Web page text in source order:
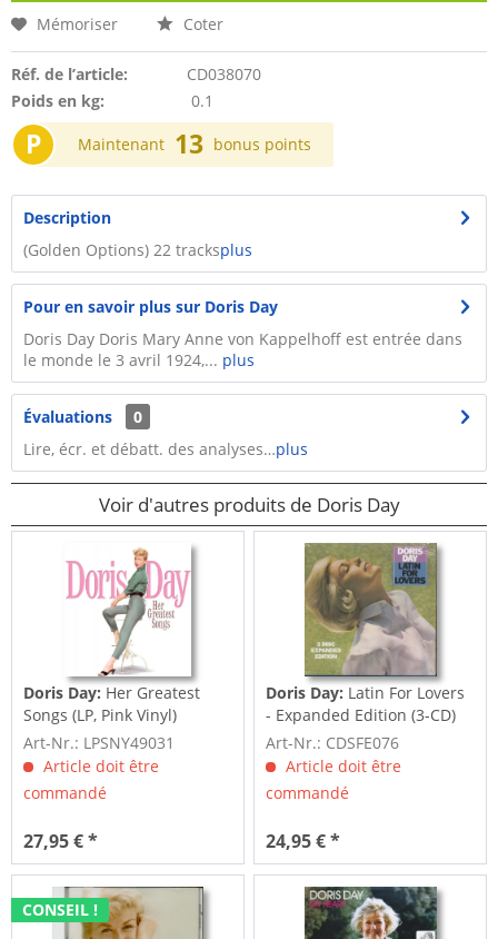
Mémoriser Coter
Réf. de l’article:
CD038070
Poids en kg:
0.1
P Maintenant 13 bonus points
Description
(Golden Options) 22 tracksplus
Pour en savoir plus sur Doris Day
Doris Day Doris Mary Anne von Kappelhoff est entrée dans
le monde le 3 avril 1924,... plus
Évaluations
0
Lire, écr. et débatt. des analyses…plus
Voir d'autres produits de Doris Day
Doris Day: Her Greatest
Songs (LP, Pink Vinyl)
Art-Nr.: LPSNY49031
Article doit être
commandé
27,95 € *
Doris Day: Latin For Lovers
- Expanded Edition (3-CD)
Art-Nr.: CDSFE076
Article doit être
commandé
24,95 € *
CONSEIL !